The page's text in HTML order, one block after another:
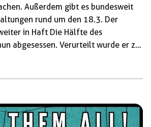
Außerdem gibt es bundesweit
rund um den 18.3. Der
in Haft Die Hälfte des
abgesessen. Verurteilt wurde er zu
und Aufrechterhaltung
Wer die Herrschafts- und